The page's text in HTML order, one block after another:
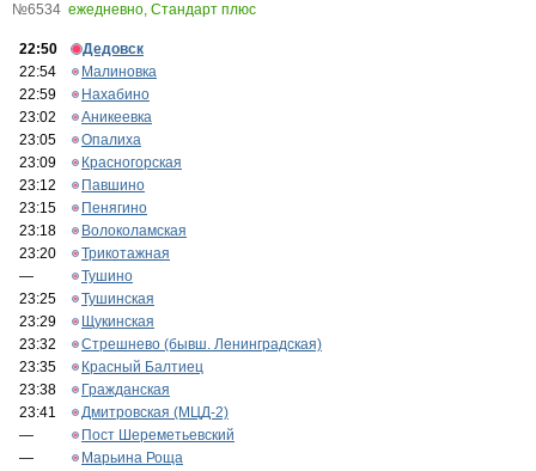
№6534 ежедневно, Стандарт плюс
22:50
Дедовск
22:54
Малиновка
22:59
Нахабино
23:02
Аникеевка
23:05
Опалиха
23:09
Красногорская
23:12
Павшино
23:15
Пенягино
23:18
Волоколамская
23:20
Трикотажная
—
Тушино
23:25
Тушинская
23:29
Щукинская
23:32
Стрешнево (бывш. Ленинградская)
23:35
Красный Балтиец
23:38
Гражданская
23:41
Дмитровская (МЦД-2)
—
Пост Шереметьевский
—
Марьина Роща